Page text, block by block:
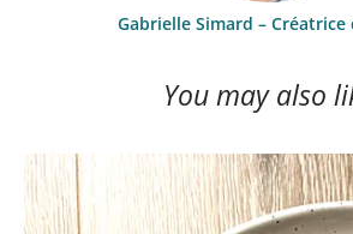
Gabrielle Simard –
You may also